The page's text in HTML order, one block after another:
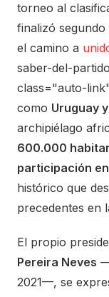
torneo al
finalizó segundo
el camino a
saber-del-
class="auto-
como Uruguay
archipiélago
600.000
participación
histórico que
precedentes en
El propio
Pereira Neves
2021—, se